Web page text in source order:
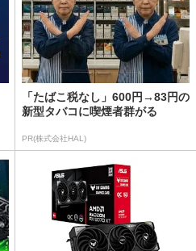
「たばこ税なし」600円→83円の
新型タバコに喫煙者群がる
PR(株式会社HAL)